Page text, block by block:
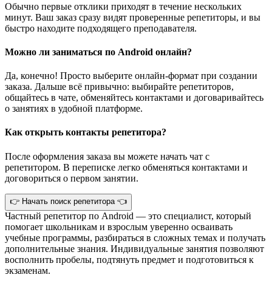
Обычно первые отклики приходят в течение нескольких
минут. Ваш заказ сразу видят проверенные репетиторы, и вы
быстро находите подходящего преподавателя.
Можно ли заниматься по Android онлайн?
Да, конечно! Просто выберите онлайн-формат при создании
заказа. Дальше всё привычно: выбирайте репетиторов,
общайтесь в чате, обменяйтесь контактами и договаривайтесь
о занятиях в удобной платформе.
Как открыть контакты репетитора?
После оформления заказа вы можете начать чат с
репетитором. В переписке легко обменяться контактами и
договориться о первом занятии.
👉 Начать поиск репетитора 👈
Частный репетитор по Android — это специалист, который
помогает школьникам и взрослым уверенно осваивать
учебные программы, разбираться в сложных темах и получать
дополнительные знания. Индивидуальные занятия позволяют
восполнить пробелы, подтянуть предмет и подготовиться к
экзаменам.